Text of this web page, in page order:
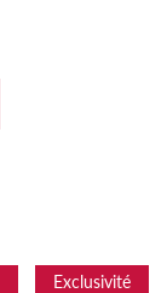
Exclusivité